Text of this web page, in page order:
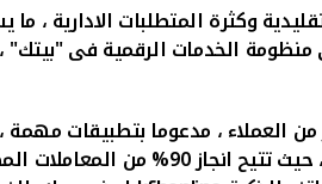
وكثرة المتطلبات الادارية ،
الخدمات الرقمية فى
، مدعوما بتطبيقات مهمة ،
التي ينفرد بها "بيتك"، حيث